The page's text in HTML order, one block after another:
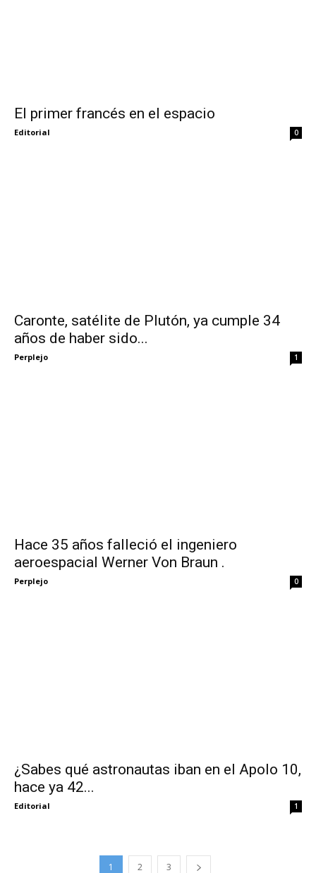
El primer francés en el espacio
Editorial 0
Caronte, satélite de Plutón, ya cumple 34
años de haber sido...
Perplejo 1
Hace 35 años falleció el ingeniero
aeroespacial Werner Von Braun .
Perplejo 0
¿Sabes qué astronautas iban en el Apolo 10,
hace ya 42...
Editorial 1
1 2 3